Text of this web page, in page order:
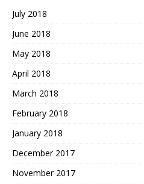
July 2018
June 2018
May 2018
April 2018
March 2018
February 2018
January 2018
December 2017
November 2017